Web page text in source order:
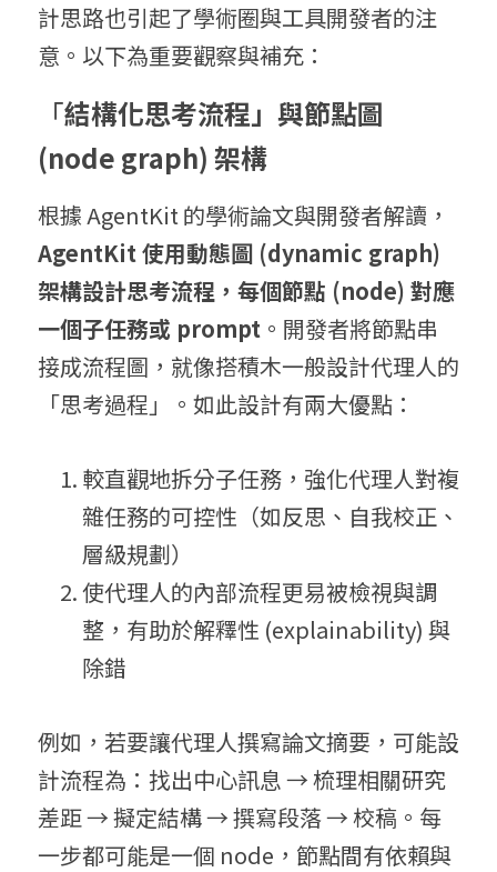
計思路也引起了學術圈與工具開發者的注
意。以下為重要觀察與補充：
「
(node graph) 架構
根據 AgentKit 的學術論文與開發者解讀，
AgentKit 使用動態圖 (dynamic graph)
架構設計思考流程，每個節點 (node) 對應
一個子任務或 prompt 。開發者將節點串
接成流程圖，就像搭積木一般設計代理人的
「思考過程」。如此設計有兩大優點：
較直觀地拆分子任務，強化代理人對複
雜任務的可控性（如反思、自我校正、
層級規劃）
使代理人的內部流程更易被檢視與調
整，有助於解釋性 (explainability) 與
除錯
例如，若要讓代理人撰寫論文摘要，可能設
計流程為：找出中心訊息 → 梳理相關研究
差距 → 擬定結構 → 撰寫段落 → 校稿。每
一步都可能是一個 node，節點間有依賴與